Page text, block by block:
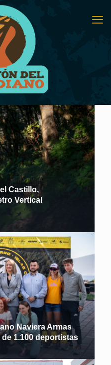
Castillo,
Vertical
Naviera Armas
1.100 deportistas